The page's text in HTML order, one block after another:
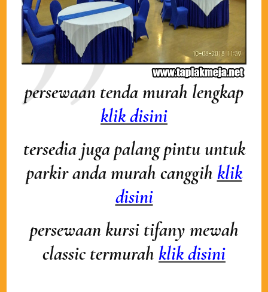
persewaan tenda murah lengkap
klik disini
tersedia juga palang pintu untuk
parkir anda murah canggih klik
disini
persewaan kursi tifany mewah
classic termurah klik disini